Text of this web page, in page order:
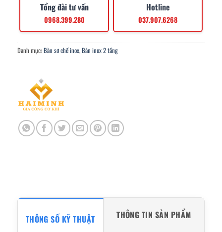
Tổng đài tư vấn
0968.399.280
Hotline
037.907.6268
Danh mục: Bàn sơ chế inox,Bàn inox 2 tầng
THÔNG SỐ KỸ THUẬT THÔNG TIN SẢN PHẨM